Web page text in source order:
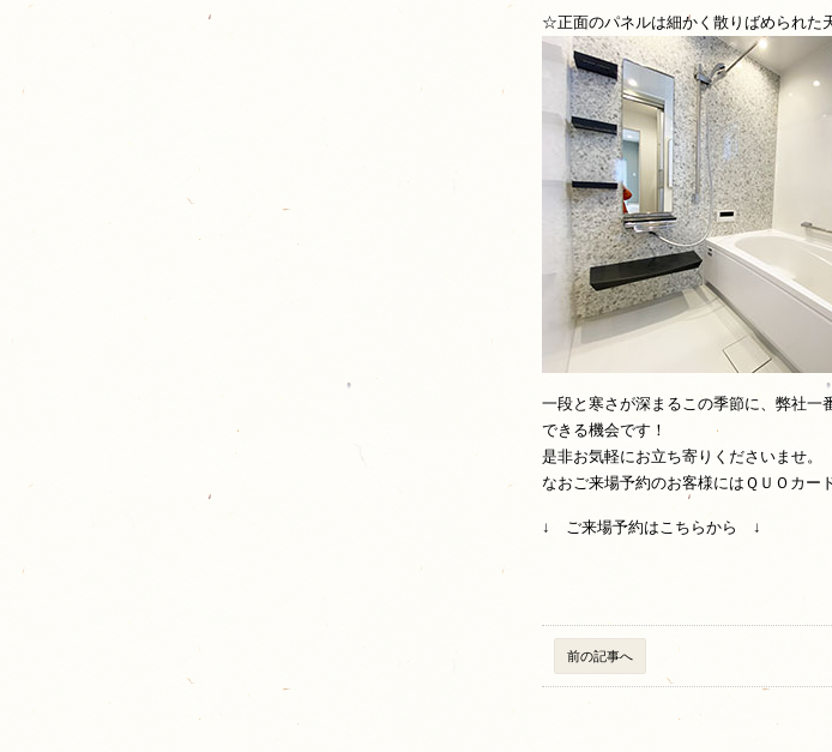
☆正面のパネルは細かく散りばめられた
一段と寒さが深まるこの季節に、弊社一
できる機会です！
是非お気軽にお立ち寄りくださいませ。
なおご来場予約のお客様にはＱＵＯカー
↓ ご来場予約はこちらから ↓
前の記事へ